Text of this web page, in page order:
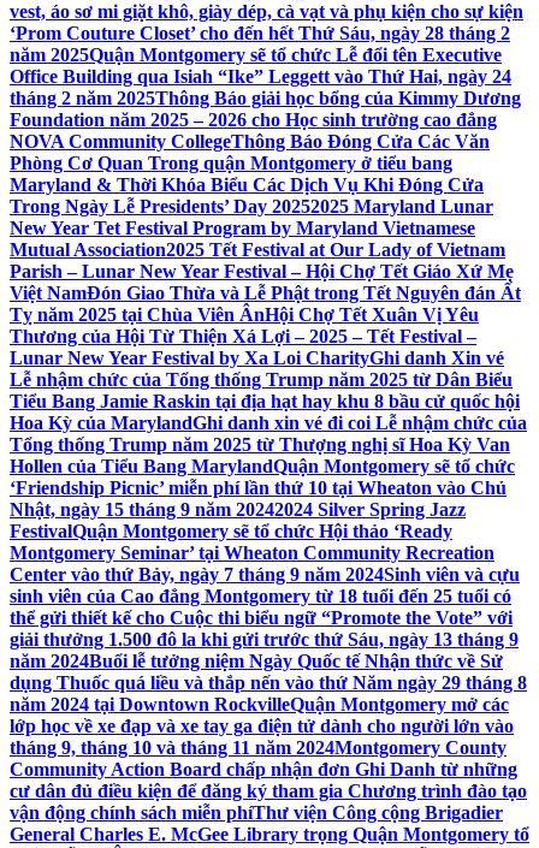
vest, áo sơ mi giặt khô, giày dép, cà vạt và phụ kiện cho sự kiện
‘Prom Couture Closet’ cho đến hết Thứ Sáu, ngày 28 tháng 2
năm 2025Quận Montgomery sẽ tổ chức Lễ đổi tên Executive
Office Building qua Isiah “Ike” Leggett vào Thứ Hai, ngày 24
tháng 2 năm 2025Thông Báo giải học bổng của Kimmy Dương
Foundation năm 2025 – 2026 cho Học sinh trường cao đẳng
NOVA Community CollegeThông Báo Đóng Cửa Các Văn
Phòng Cơ Quan Trong quận Montgomery ở tiểu bang
Maryland & Thời Khóa Biểu Các Dịch Vụ Khi Đóng Cửa
Trong Ngày Lễ Presidents’ Day 20252025 Maryland Lunar
New Year Tet Festival Program by Maryland Vietnamese
Mutual Association2025 Tết Festival at Our Lady of Vietnam
Parish – Lunar New Year Festival – Hội Chợ Tết Giáo Xứ Mẹ
Việt NamĐón Giao Thừa và Lễ Phật trong Tết Nguyên đán Ất
Tỵ năm 2025 tại Chùa Viên ÂnHội Chợ Tết Xuân Vị Yêu
Thương của Hội Từ Thiện Xá Lợi – 2025 – Tết Festival –
Lunar New Year Festival by Xa Loi CharityGhi danh Xin vé
Lễ nhậm chức của Tổng thống Trump năm 2025 từ Dân Biểu
Tiểu Bang Jamie Raskin tại địa hạt hay khu 8 bầu cử quốc hội
Hoa Kỳ của MarylandGhi danh xin vé đi coi Lễ nhậm chức của
Tổng thống Trump năm 2025 từ Thượng nghị sĩ Hoa Kỳ Van
Hollen của Tiểu Bang MarylandQuận Montgomery sẽ tổ chức
‘Friendship Picnic’ miễn phí lần thứ 10 tại Wheaton vào Chủ
Nhật, ngày 15 tháng 9 năm 20242024 Silver Spring Jazz
FestivalQuận Montgomery sẽ tổ chức Hội thảo ‘Ready
Montgomery Seminar’ tại Wheaton Community Recreation
Center vào thứ Bảy, ngày 7 tháng 9 năm 2024Sinh viên và cựu
sinh viên của Cao đẳng Montgomery từ 18 tuổi đến 25 tuổi có
thể gửi thiết kế cho Cuộc thi biểu ngữ “Promote the Vote” với
giải thưởng 1.500 đô la khi gửi trước thứ Sáu, ngày 13 tháng 9
năm 2024Buổi lễ tưởng niệm Ngày Quốc tế Nhận thức về Sử
dụng Thuốc quá liều và thắp nến vào thứ Năm ngày 29 tháng 8
năm 2024 tại Downtown RockvilleQuận Montgomery mở các
lớp học về xe đạp và xe tay ga điện tử dành cho người lớn vào
tháng 9, tháng 10 và tháng 11 năm 2024Montgomery County
Community Action Board chấp nhận đơn Ghi Danh từ những
cư dân đủ điều kiện để đăng ký tham gia Chương trình đào tạo
vận động chính sách miễn phíThư viện Công cộng Brigadier
General Charles E. McGee Library trọng Quận Montgomery tổ